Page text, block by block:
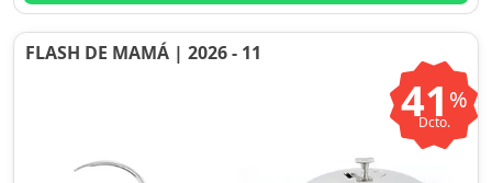
FLASH DE MAMÁ | 2026 - 11
41 %
Dcto.